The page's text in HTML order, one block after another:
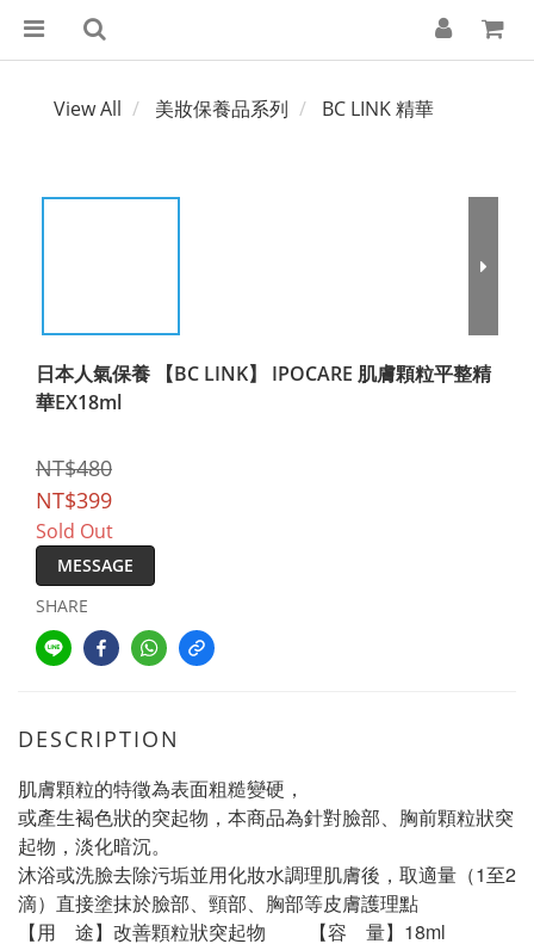
View All 美妝保養品系列 BC LINK 精華
日本人氣保養 【BC LINK】 IPOCARE 肌膚顆粒平整精
華EX18ml
NT$480
NT$399
Sold Out
MESSAGE
SHARE
DESCRIPTION
肌膚顆粒的特徵為表面粗糙變硬，
或產生褐色狀的突起物，本商品為針對臉部、胸前顆粒狀突
起物，淡化暗沉。
沐浴或洗臉去除污垢並用化妝水調理肌膚後，取適量（1至2
滴）直接塗抹於臉部、頸部、胸部等皮膚護理點
【用    途】改善顆粒狀突起物         【容    量】18ml